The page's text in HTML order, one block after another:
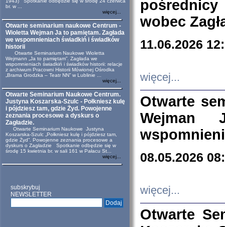
br. w ...
więcej...
Otwarte seminarium naukowe Centrum -
Wioletta Wejman Ja to pamiętam. Zagłada
we wspomnieniach świadkiń i świadków
historii
Otwarte Seminarium Naukowe Wioletta
Wejmann „Ja to pamiętam”. Zagłada we
wspomnieniach świadkiń i świadków historii: relacje
z archiwum Pracowni Historii Mówionej Ośrodka
„Brama Grodzka – Teatr NN” w Lublinie ...
więcej...
Otwarte Seminarium Naukowe Centrum.
Justyna Koszarska-Szulc - Połkniesz kulę
i pójdziesz tam, gdzie Żyd. Powojenne
zeznania procesowe a dyskurs o
Zagładzie.
Otwarte Seminarium Naukowe Justyna
Koszarska-Szulc „Połkniesz kulę i pójdziesz tam,
gdzie Żyd”. Powojenne zeznania procesowe a
dyskurs o Zagładzie Spotkanie odbędzie się w
środę 15 kwietnia br. w sali 161 w Pałacu St...
więcej...
subskrybuj
NEWSLETTER
wobec
11.06.2026
więcej...
Otwarte
Wejman
08.05.2026
więcej...
Otwarte